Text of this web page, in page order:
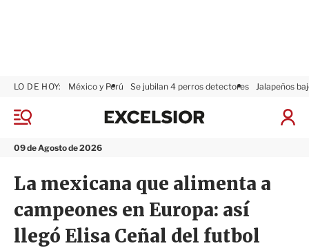
M
n
09 de Agosto de 2026
LO DE HOY: México y Perú Se jubilan 4 perros detectores Jalapeños
I
x
i
r
La mexicana que alimenta a
campeones en Europa: así
llegó Elisa Ceñal del futbol